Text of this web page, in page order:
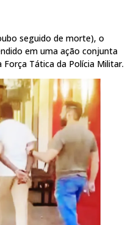
seguido de morte), o
em uma ação conjunta
Tática da Polícia Militar.